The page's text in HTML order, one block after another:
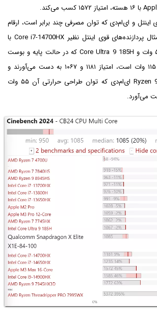
اینتل و ای‌ام‌دی که توان مصرفی چند برابر است، ارقام
خوبی است. به عنوان مثال پردازنده‌های قوی اینتل نظیر Core i7-14700HX با
توان طراحی حرارتی ۵۵ وات و Core Ultra 9 185H که در حالت پایه و بوست
توان مصرفی آن ۴۵ و ۱۱۵ وات است، امتیاز ۱۱۸۱ و ۱۰۶۷ به دست می‌آورند و
پردازنده‌ی Ryzen 9 7945HX3D ای‌ام‌دی که توان طراحی حرارتی آن ۵۵ وات